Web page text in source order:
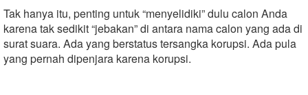
Tak hanya itu, penting untuk “menyelidiki” dulu calon Anda
karena tak sedikit “jebakan” di antara nama calon yang ada di
surat suara. Ada yang berstatus tersangka korupsi. Ada pula
yang pernah dipenjara karena korupsi.